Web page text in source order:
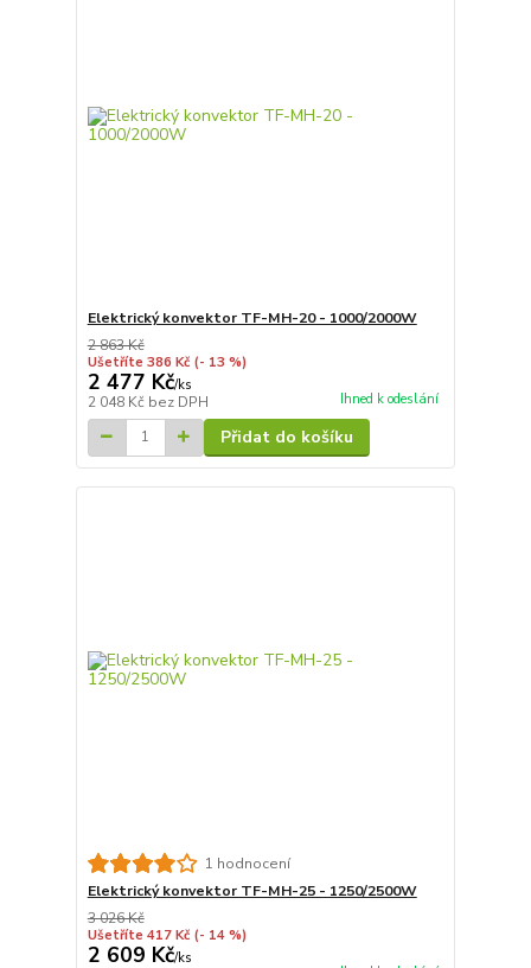
Elektrický konvektor TF-MH-20 - 1000/2000W
2 863 Kč
Ušetříte 386 Kč (- 13 %)
2 477 Kč/ks
2 048 Kč bez DPH Ihned k odeslání
Přidat do košíku
1 hodnocení
Elektrický konvektor TF-MH-25 - 1250/2500W
3 026 Kč
Ušetříte 417 Kč (- 14 %)
2 609 Kč/ks